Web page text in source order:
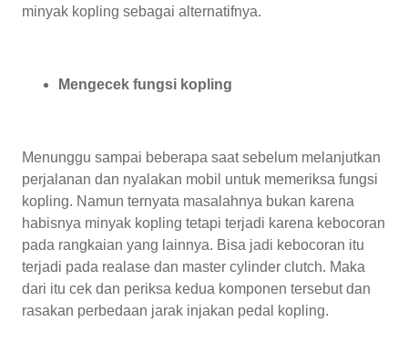
minyak kopling sebagai alternatifnya.
Mengecek fungsi kopling
Menunggu sampai beberapa saat sebelum melanjutkan
perjalanan dan nyalakan mobil untuk memeriksa fungsi
kopling. Namun ternyata masalahnya bukan karena
habisnya minyak kopling tetapi terjadi karena kebocoran
pada rangkaian yang lainnya. Bisa jadi kebocoran itu
terjadi pada realase dan master cylinder clutch. Maka
dari itu cek dan periksa kedua komponen tersebut dan
rasakan perbedaan jarak injakan pedal kopling.